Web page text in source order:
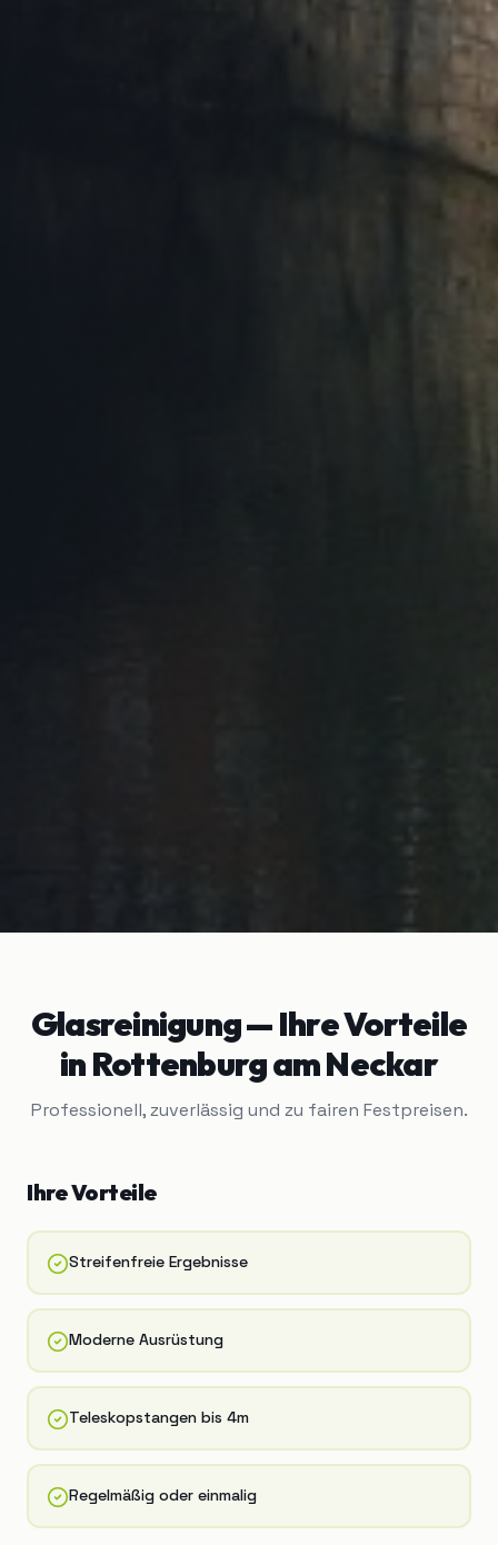
Glasreinigung— Ihre Vorteile
inRottenburg am Neckar
Professionell, zuverlässig und zu fairen Festpreisen.
Ihre Vorteile
Streifenfreie Ergebnisse
Moderne Ausrüstung
Teleskopstangen bis 4m
Regelmäßig oder einmalig